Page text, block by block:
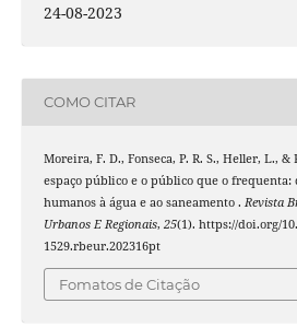
24-08-2023
COMO CITAR
Moreira, F. D., Fonseca, P. R. S., Heller, L., &
espaço público e o público que o
humanos à água e ao saneamento . Revista
Urbanos E Regionais, 25(1). https://doi.org/
1529.rbeur.202316pt
Fomatos de Citação